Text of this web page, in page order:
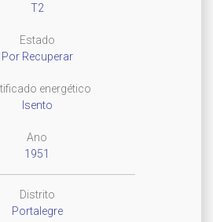
T2
Estado
Por Recuperar
energético
Isento
Ano
1951
Distrito
Portalegre